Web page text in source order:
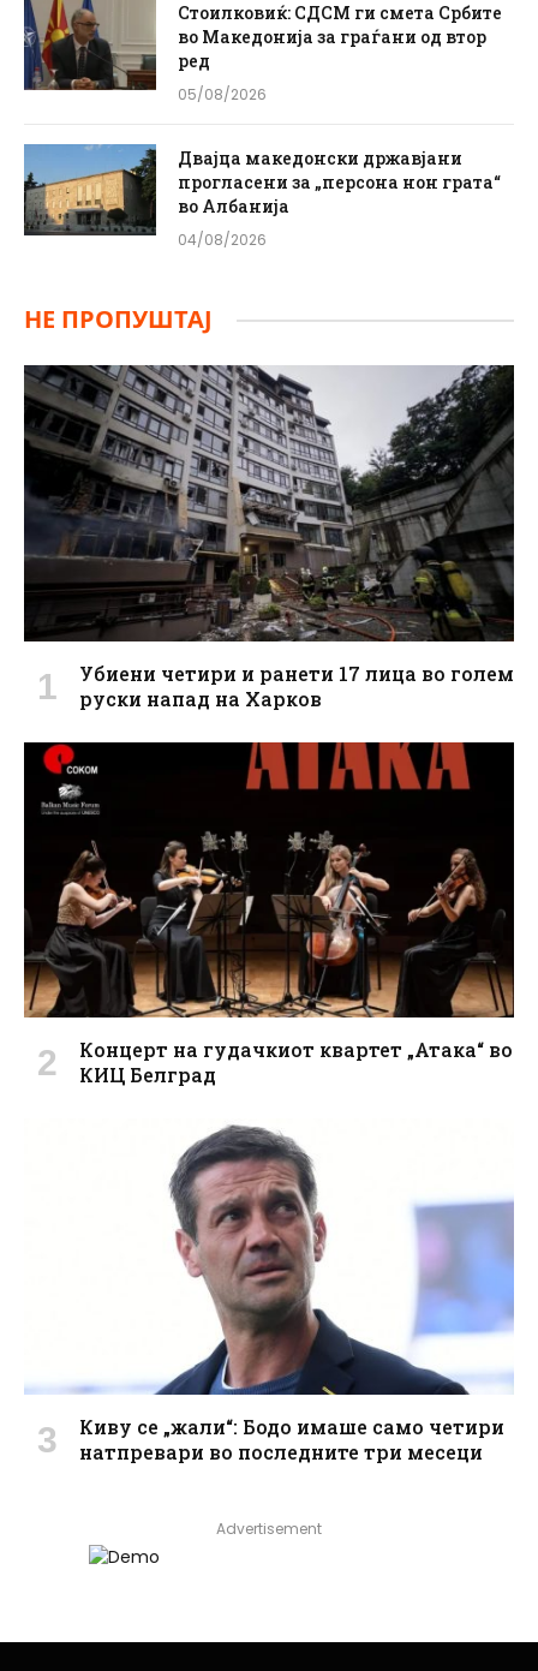
Стоилковиќ: СДСМ ги смета Србите
во Македонија за граѓани од втор
ред
05/08/2026
Двајца македонски државјани
прогласени за „персона нон грата“
во Албанија
04/08/2026
НЕ ПРОПУШТАЈ
Убиени четири и ранети 17 лица во голем
руски напад на Харков
Концерт на гудачкиот квартет „Атака“ во
КИЦ Белград
Киву се „жали“: Бодо имаше само четири
натпревари во последните три месеци
Advertisement